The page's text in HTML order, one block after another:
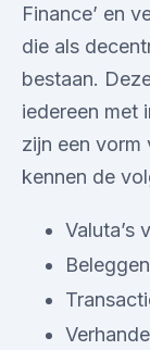
Finance’ en
die als
bestaan.
iedereen met
zijn een vorm
kennen de
Valuta’s